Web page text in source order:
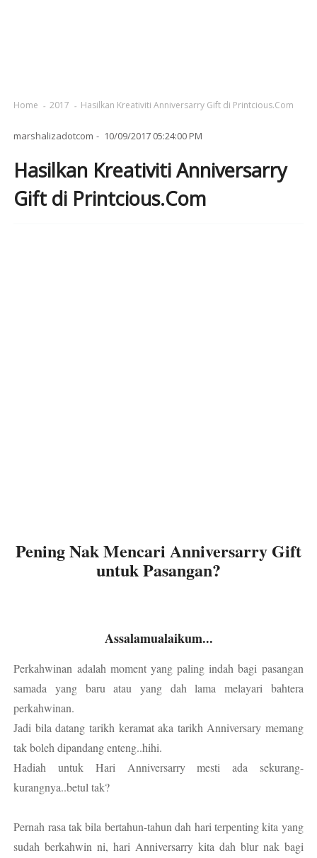
Home 2017 Hasilkan Kreativiti Anniversarry Gift di Printcious.Com
marshalizadotcom 10/09/2017 05:24:00 PM
Hasilkan Kreativiti Anniversarry
Gift di Printcious.Com
Pening Nak Mencari Anniversarry Gift
untuk Pasangan?
Assalamualaikum...
Perkahwinan adalah moment yang paling indah bagi pasangan
samada yang baru atau yang dah lama melayari bahtera
perkahwinan.
Jadi bila datang tarikh keramat aka tarikh Anniversary memang
tak boleh dipandang enteng..hihi.
Hadiah untuk Hari Anniversarry mesti ada sekurang-
kurangnya..betul tak?
Pernah rasa tak bila bertahun-tahun dah hari terpenting kita yang
sudah berkahwin ni, hari Anniversarry kita dah blur nak bagi